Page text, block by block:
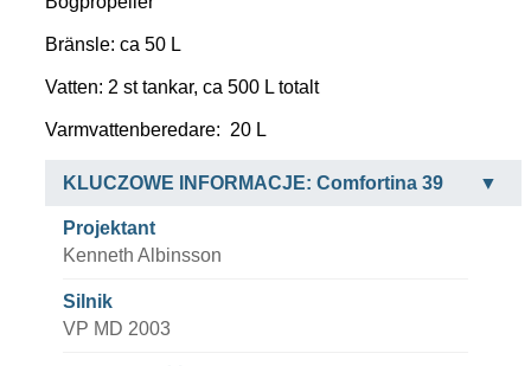
Bränsle: ca 50 L
Vatten: 2 st tankar, ca 500 L totalt
Varmvattenberedare: 20 L
KLUCZOWE INFORMACJE: Comfortina 39
Projektant
Kenneth Albinsson
Silnik
VP MD 2003